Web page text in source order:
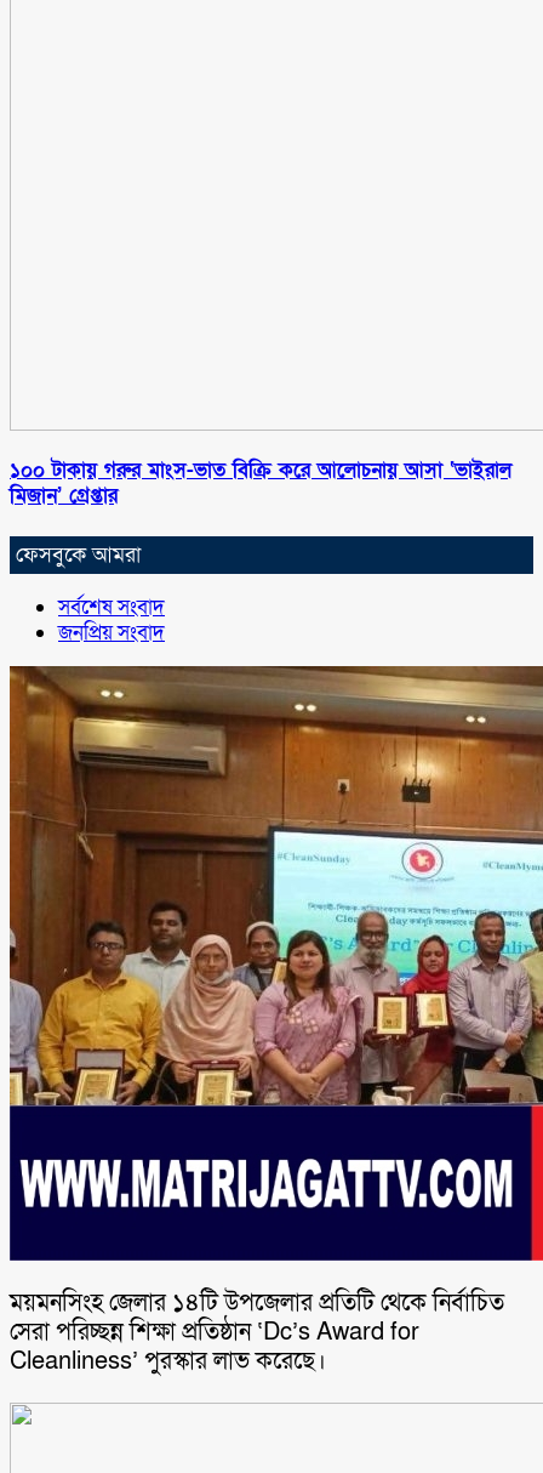
১০০ টাকায় গরুর মাংস-ভাত বিক্রি করে আলোচনায় আসা ‘ভাইরাল
মিজান’ গ্রেপ্তার
ফেসবুকে আমরা
সর্বশেষ সংবাদ
জনপ্রিয় সংবাদ
ময়মনসিংহ জেলার ১৪টি উপজেলার প্রতিটি থেকে নির্বাচিত
সেরা পরিচ্ছন্ন শিক্ষা প্রতিষ্ঠান ‘Dc’s Award for
Cleanliness’ পুরস্কার লাভ করেছে।